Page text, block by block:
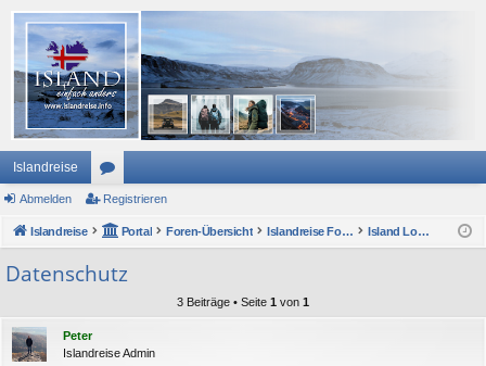
Islandreise
or
en
Abmelden Registrieren
Islandreise Portal Foren-Übersicht Islandreise Forum Island Lounge und ForumsForum
Datenschutz
3 Beiträge • Seite 1 von 1
Peter
Islandreise Admin